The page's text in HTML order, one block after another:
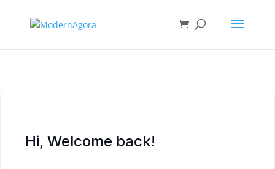
Hi, Welcome back!